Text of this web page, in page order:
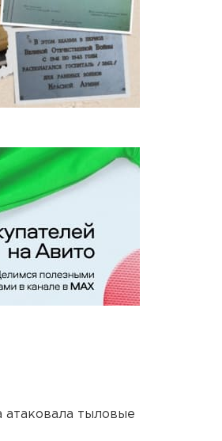
тыловые